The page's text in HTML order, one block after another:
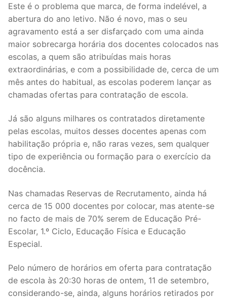
2º/3º CEB / SECUNDÁRIO
ENSINO ARTÍSTICO
EDUCAÇÃO ESPECIAL
PARTICULAR / IPSS / MISERICÓRDIAS
ENSINO SUPERIOR
PROFESSORES CONTRATADOS
DOCENTES APOSENTADOS
Formação
Revista Intervir
Contactos
Este é o problema que marca, de forma indelével, a
abertura do ano letivo. Não é novo, mas o seu
agravamento está a ser disfarçado com uma ainda
maior sobrecarga horária dos docentes colocados nas
escolas, a quem são atribuídas mais horas
extraordinárias, e com a possibilidade de, cerca de um
mês antes do habitual, as escolas poderem lançar as
chamadas ofertas para contratação de escola.
Já são alguns milhares os contratados diretamente
pelas escolas, muitos desses docentes apenas com
habilitação própria e, não raras vezes, sem qualquer
tipo de experiência ou formação para o exercício da
docência.
Nas chamadas Reservas de Recrutamento, ainda há
cerca de 15 000 docentes por colocar, mas atente-se
no facto de mais de 70% serem de Educação Pré-
Escolar, 1.º Ciclo, Educação Física e Educação
Especial.
Pelo número de horários em oferta para contratação
de escola às 20:30 horas de ontem, 11 de setembro,
considerando-se, ainda, alguns horários retirados por